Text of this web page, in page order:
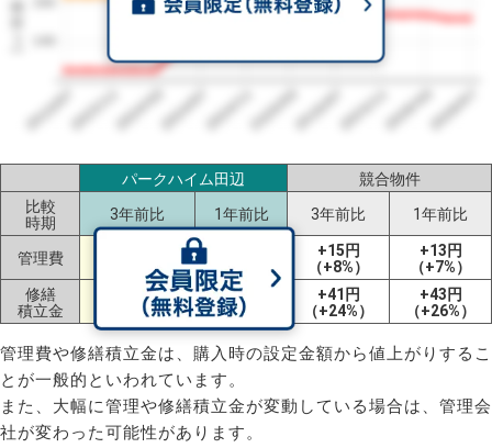
2023/072023/112024/032024/072024/112025/032025/072025/112026/032026/07
パークハイム田辺
競合物件
比較
時期
3年前比 1年前比 3年前比 1年前比
管理費
（+22%）
（-2%）
+15円
（+8%）
+13円
（+7%）
修繕
積立金
+17円
（+10%）
-4円
（-2%）
+41円
（+24%）
+43円
（+26%）
管理費や修繕積立金は、購入時の設定金額から値上がりするこ
とが一般的といわれています。
また、大幅に管理や修繕積立金が変動している場合は、管理会
社が変わった可能性があります。